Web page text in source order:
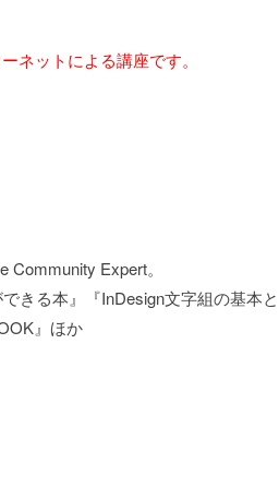
ネットによる講座です。
Expert。
きる本』『InDesign文字組の基本と
』ほか